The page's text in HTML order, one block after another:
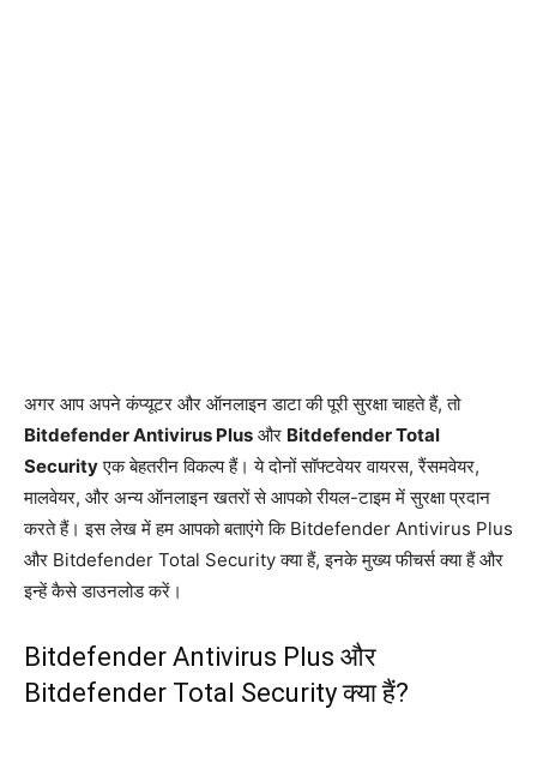
अगर आप अपने कंप्यूटर और ऑनलाइन डाटा की पूरी सुरक्षा चाहते हैं, तो
Bitdefender Antivirus Plus और Bitdefender Total
Securityएक बेहतरीन विकल्प हैं। ये दोनों सॉफ्टवेयर वायरस, रैंसमवेयर,
मालवेयर, और अन्य ऑनलाइन खतरों से आपको रीयल-टाइम में सुरक्षा प्रदान
करते हैं। इस लेख में हम आपको बताएंगे कि Bitdefender Antivirus Plus
और Bitdefender Total Security क्या हैं, इनके मुख्य फीचर्स क्या हैं और
इन्हें कैसे डाउनलोड करें।
Bitdefender Antivirus Plus और
Bitdefender Total Security क्या हैं?